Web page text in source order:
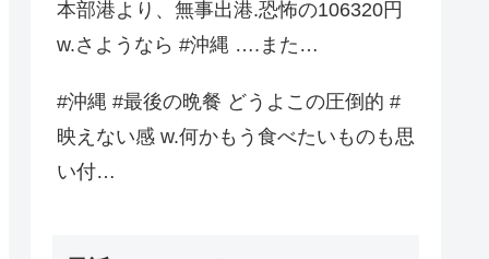
本部港より、無事出港.恐怖の106320円
w.さようなら #沖縄 ….また…
#沖縄 #最後の晩餐 どうよこの圧倒的 #
映えない感 w.何かもう食べたいものも思
い付…